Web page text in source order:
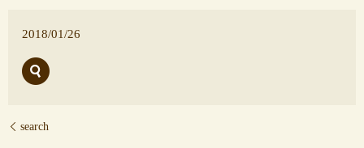
2018/01/26
search